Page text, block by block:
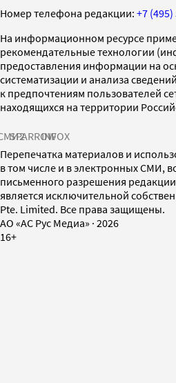
Номер телефона редакции: +7
На информационном ресурсе
рекомендательные технологии
предоставления информации на
систематизации и анализа
к предпочтениям пользователей
находящихся на территории
SPARROWINFOX
Перепечатка материалов и
в том числе и в электронных СМИ,
письменного разрешения
является исключительной
Pte. Limited. Все права защищены.
AO «АС Рус Медиа» · 2026
16+